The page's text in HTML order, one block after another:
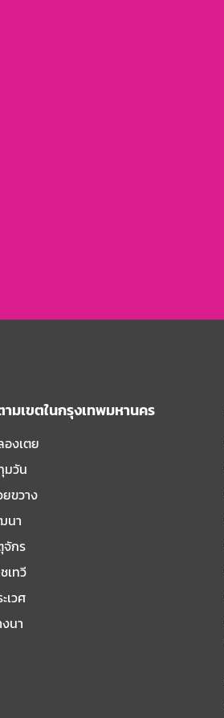
มเขตในกรุงเทพมหานคร
องเตย
มวัน
ขวาง
นา
จักร
เทวี
เวศ
นา